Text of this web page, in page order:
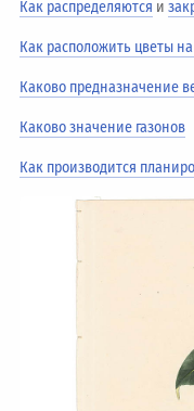
Как распределяются и
Как расположить цветы
Каково предназначение
Каково значение газонов
Как производится